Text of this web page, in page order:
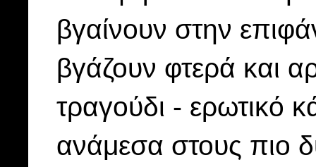
βγαίνουν στην
βγάζουν φτερά και
τραγούδι - ερωτικό
ανάμεσα στους πιο